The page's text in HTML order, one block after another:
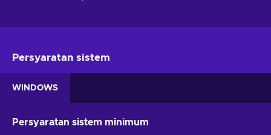
Persyaratan sistem
WINDOWS
Persyaratan sistem minimum